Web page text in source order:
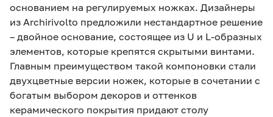
основанием на регулируемых ножках. Дизайнеры
из Archirivolto предложили нестандартное решение
– двойное основание, состоящее из U и L-образных
элементов, которые крепятся скрытыми винтами.
Главным преимуществом такой компоновки стали
двухцветные версии ножек, которые в сочетании с
богатым выбором декоров и оттенков
керамического покрытия придают столу